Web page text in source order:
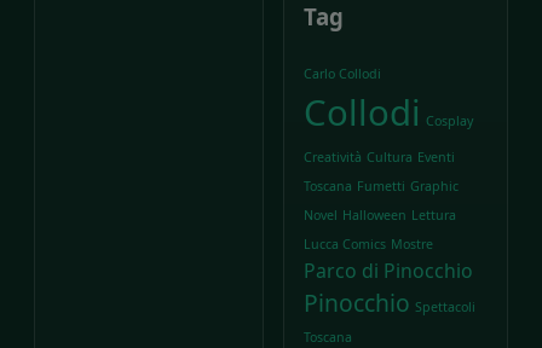
Tag
Carlo Collodi
Collodi Cosplay
Creatività Cultura Eventi
Toscana Fumetti Graphic
Novel Halloween Lettura
Lucca Comics Mostre
Parco di Pinocchio
Pinocchio Spettacoli
Toscana